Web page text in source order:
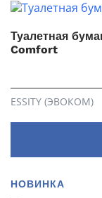
Туалетная
Comfort
ESSITY (ЭВОКОМ)
НОВИНКА